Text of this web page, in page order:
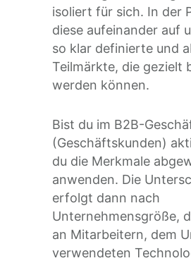
isoliert für sich. In der
diese aufeinander auf
so klar definierte und
Teilmärkte, die gezielt
werden können.
Bist du im B2B-
(Geschäftskunden)
du die Merkmale
anwenden. Die
erfolgt dann nach
Unternehmensgröße,
an Mitarbeitern, dem
verwendeten